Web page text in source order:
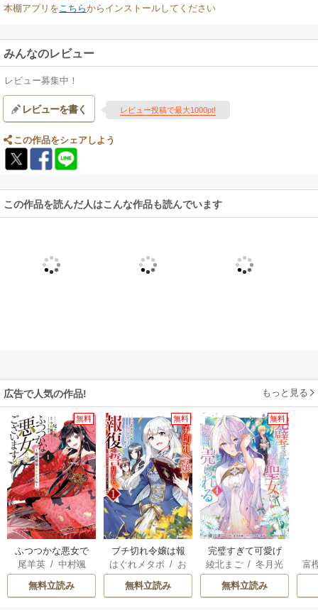
本棚アプリを こちらからインストールしてください
みんなのレビュー
レビュー募集中！
レビューを書く レビュー投稿で最大1000pt!
この作品をシェアしよう
この作品を読んだ人はこんな作品も読んでいます
広告で人気の作品! もっと見る
無料
ふつつかな悪女で
はございますが ～
雛宮蝶鼠とりかえ
伝～
尾羊英/ 中村颯
希/ゆき哉
無料立読み
無料
ブチ切れ令嬢は報
復を誓いました。
はぐれメタボ / お
おのいも/昌未
無料立読み
無料
完璧すぎて可愛げ
がないと婚約破棄
された聖女は隣国
に売られる
綾北まご /冬月光
輝/昌未
無料立読み
富